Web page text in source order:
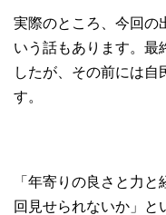
実際のところ、今回の
いう話もあります。最
したが、その前には
す。
「年寄りの良さと力
回見せられないか」と